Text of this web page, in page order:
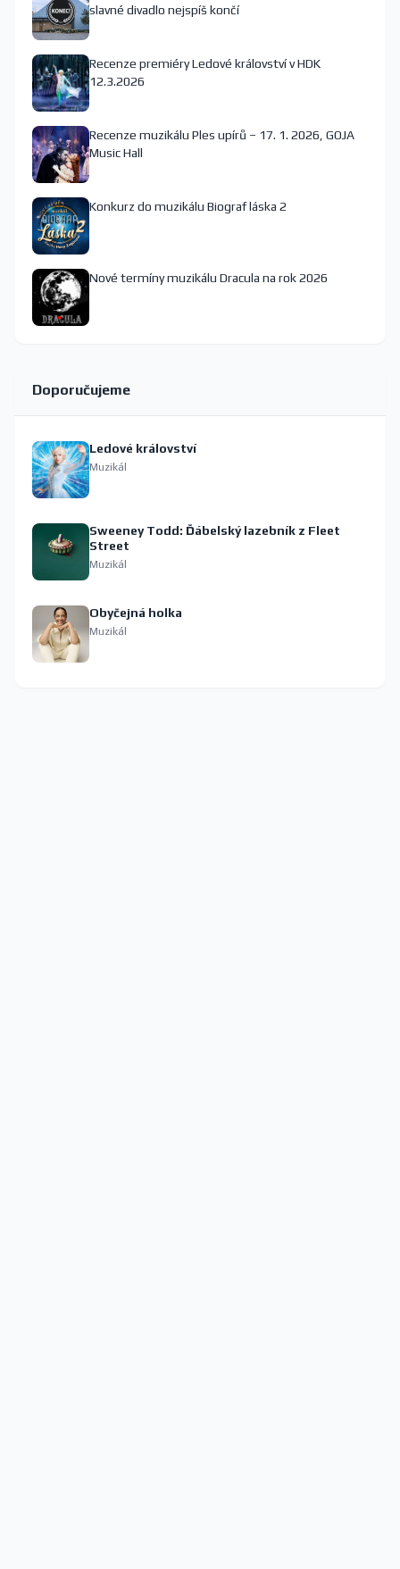
slavné divadlo nejspíš končí
Recenze premiéry Ledové království v HDK
12.3.2026
Recenze muzikálu Ples upírů – 17. 1. 2026, GOJA
Music Hall
Konkurz do muzikálu Biograf láska 2
Nové termíny muzikálu Dracula na rok 2026
Doporučujeme
Ledové království
Muzikál
Sweeney Todd: Ďábelský lazebník z Fleet
Street
Muzikál
Obyčejná holka
Muzikál